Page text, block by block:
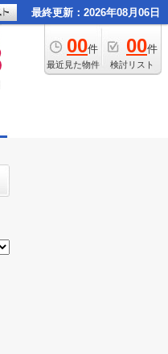
最終更新：2026年08月06日
00件
最近見た物件
00件
検討リスト